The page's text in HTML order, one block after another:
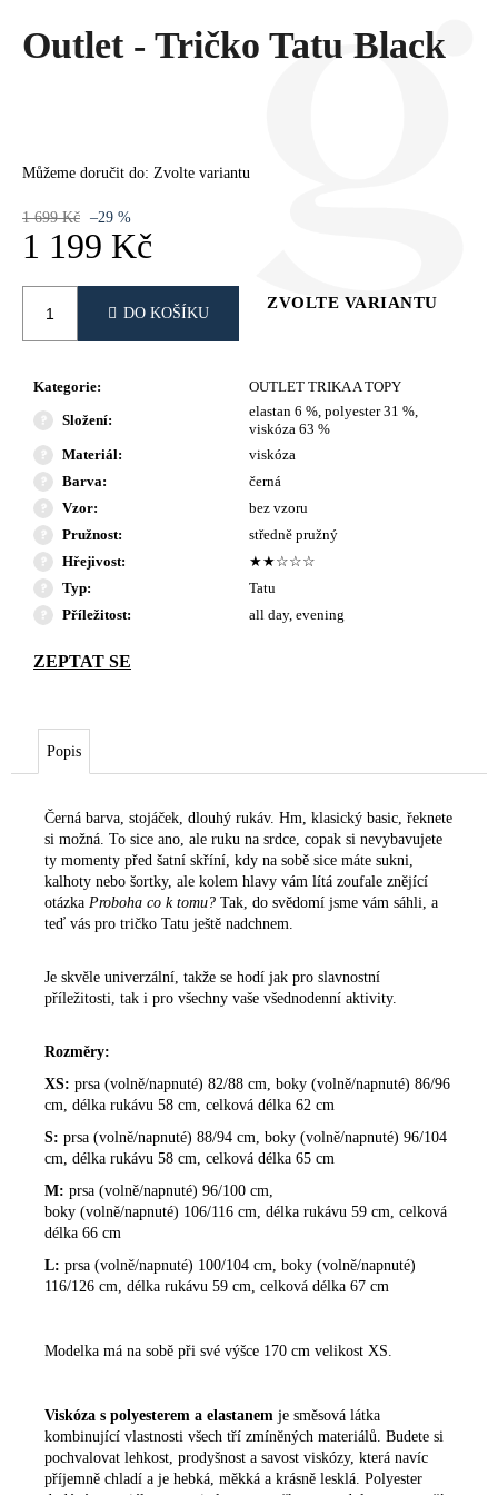
Outlet - Tričko Tatu Black
Můžeme doručit do: Zvolte variantu
1 699 Kč –29 %
1 199 Kč
DO KOŠÍKU
ZVOLTE VARIANTU
Kategorie:
OUTLET TRIKA A TOPY
Složení:
elastan 6 %, polyester 31 %,
viskóza 63 %
Materiál:
viskóza
Barva:
černá
Vzor:
bez vzoru
Pružnost:
středně pružný
Hřejivost:
★★☆☆☆
Typ:
Tatu
Příležitost: all day, evening
Popis
Černá barva, stojáček, dlouhý rukáv. Hm, klasický basic, řeknete
si možná. To sice ano, ale ruku na srdce, copak si nevybavujete
ty momenty před šatní skříní, kdy na sobě sice máte sukni,
kalhoty nebo šortky, ale kolem hlavy vám lítá zoufale znějící
otázka Proboha co k tomu? Tak, do svědomí jsme vám sáhli, a
teď vás pro tričko Tatu ještě nadchnem.
Je skvěle univerzální, takže se hodí jak pro slavnostní
příležitosti, tak i pro všechny vaše všednodenní aktivity.
Rozměry:
XS: prsa (volně/napnuté) 82/88 cm, boky (volně/napnuté) 86/96
cm, délka rukávu 58 cm, celková délka 62 cm
S: prsa (volně/napnuté) 88/94 cm, boky (volně/napnuté) 96/104
cm, délka rukávu 58 cm, celková délka 65 cm
M: prsa (volně/napnuté) 96/100 cm,
boky (volně/napnuté) 106/116 cm, délka rukávu 59 cm, celková
délka 66 cm
L: prsa (volně/napnuté) 100/104 cm, boky (volně/napnuté)
116/126 cm, délka rukávu 59 cm, celková délka 67 cm
Modelka má na sobě při své výšce 170 cm velikost XS.
Viskóza s polyesterem a elastanem je směsová látka
kombinující vlastnosti všech tří zmíněných materiálů. Budete si
pochvalovat lehkost, prodyšnost a savost viskózy, která navíc
příjemně chladí a je hebká, měkká a krásně lesklá. Polyester
U
J